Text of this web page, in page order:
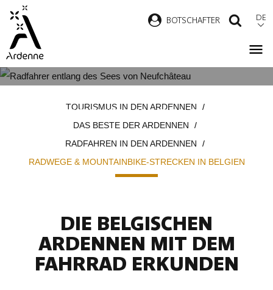
Direkt
zum
Inhalt
BOTSCHAFTER DE
STRECKEN IN BELGIEN
TOURISMUS IN DEN ARDENNEN
DAS BESTE DER ARDENNEN
RADFAHREN IN DEN ARDENNEN
RADWEGE & MOUNTAINBIKE-STRECKEN IN BELGIEN
DIE BELGISCHEN
ARDENNEN MIT DEM
FAHRRAD ERKUNDEN